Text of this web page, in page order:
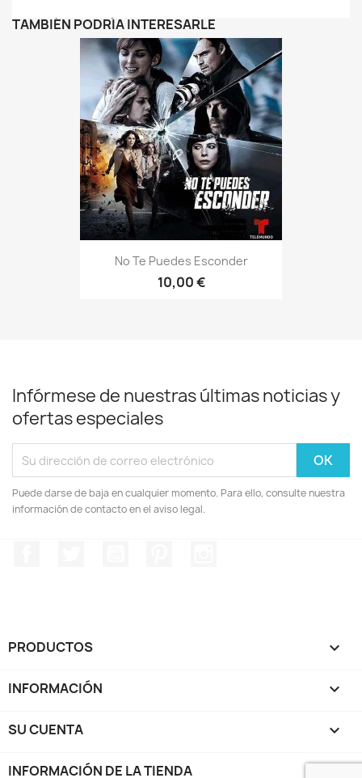
TAMBIÉN PODRÍA INTERESARLE
No Te Puedes Esconder
10,00 €
Infórmese de nuestras últimas noticias y
ofertas especiales
Puede darse de baja en cualquier momento. Para ello, consulte nuestra
información de contacto en el aviso legal.
PRODUCTOS 
INFORMACIÓN 
SU CUENTA 
INFORMACIÓN DE LA TIENDA